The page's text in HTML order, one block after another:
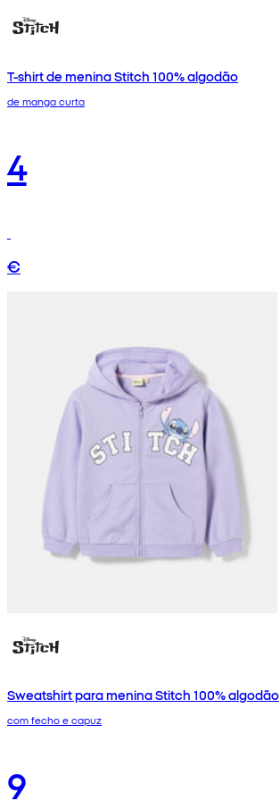
T-shirt de menina Stitch 100% algodão
de manga curta
4
€
Sweatshirt para menina Stitch 100% algodão
com fecho e capuz
9